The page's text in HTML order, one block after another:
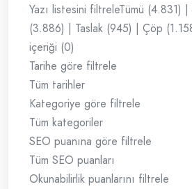
Yazı listesini filtreleTümü (4.831) |
(3.886) | Taslak (945) | Çöp
içeriği (0)
Tarihe göre filtrele
Tüm tarihler
Kategoriye göre filtrele
Tüm kategoriler
SEO puanına göre filtrele
Tüm SEO puanları
Okunabilirlik puanlarını filtrele